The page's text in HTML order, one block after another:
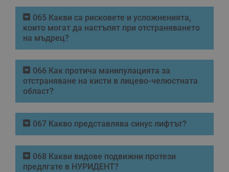
065 Какви са рисковете и усложненията,
които могат да настъпят при отстраняването
на мъдрец?
066 Как протича манипулацията за
отстраняване на кисти в лицево-челюстната
област?
067 Какво представлява синус лифтът?
068 Какви видове подвижни протези
предлгате в НУРИДЕНТ?